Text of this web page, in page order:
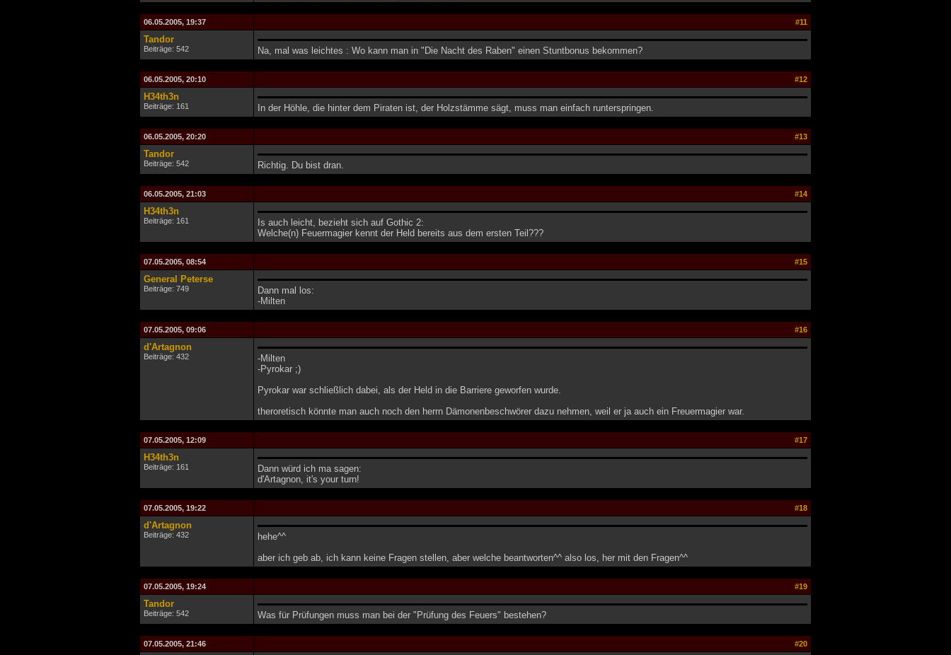
06.05.2005, 19:37 #11
Tandor
Beiträge: 542 Na, mal was leichtes : Wo kann man in "Die Nacht des Raben" einen Stuntbonus bekommen?
06.05.2005, 20:10 #12
H34th3n
Beiträge: 161 In der Höhle, die hinter dem Piraten ist, der Holzstämme sägt, muss man einfach runterspringen.
06.05.2005, 20:20 #13
Tandor
Beiträge: 542 Richtig. Du bist dran.
06.05.2005, 21:03 #14
H34th3n
Beiträge: 161
Is auch leicht, bezieht sich auf Gothic 2:
Welche(n) Feuermagier kennt der Held bereits aus dem ersten Teil???
07.05.2005, 08:54 #15
General Peterse
Beiträge: 749
Dann mal los:
-Milten
07.05.2005, 09:06 #16
d'Artagnon
Beiträge: 432
-Milten
-Pyrokar ;)
Pyrokar war schließlich dabei, als der Held in die Barriere geworfen wurde.
theroretisch könnte man auch noch den herrn Dämonenbeschwörer dazu nehmen, weil er ja auch ein Freuermagier war.
07.05.2005, 12:09 #17
H34th3n
Beiträge: 161
Dann würd ich ma sagen:
d'Artagnon, it's your turn!
07.05.2005, 19:22 #18
d'Artagnon
Beiträge: 432
hehe^^
aber ich geb ab, ich kann keine Fragen stellen, aber welche beantworten^^ also los, her mit den Fragen^^
07.05.2005, 19:24 #19
Tandor
Beiträge: 542 Was für Prüfungen muss man bei der "Prüfung des Feuers" bestehen?
07.05.2005, 21:46 #20